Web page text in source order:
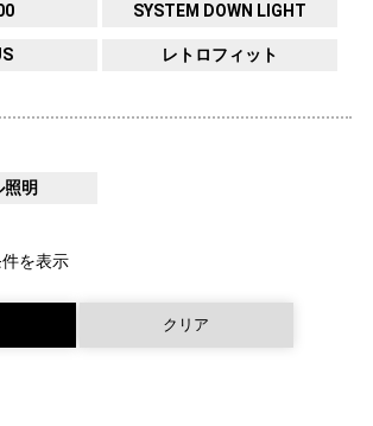
SYSTEM DOWN LIGHT
レトロフィット
明
を表示